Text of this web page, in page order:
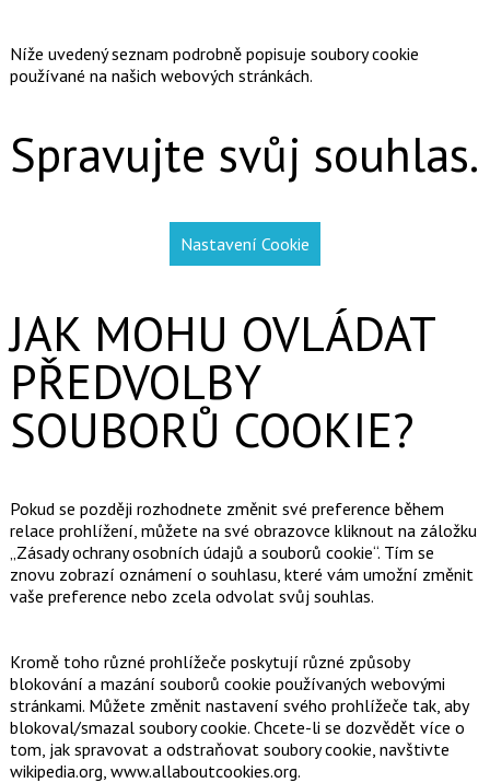
Níže uvedený seznam podrobně popisuje soubory cookie
používané na našich webových stránkách.
Spravujte svůj souhlas.
Nastavení Cookie
JAK MOHU OVLÁDAT
PŘEDVOLBY
SOUBORŮ COOKIE?
Pokud se později rozhodnete změnit své preference během
relace prohlížení, můžete na své obrazovce kliknout na záložku
„Zásady ochrany osobních údajů a souborů cookie“. Tím se
znovu zobrazí oznámení o souhlasu, které vám umožní změnit
vaše preference nebo zcela odvolat svůj souhlas.
Kromě toho různé prohlížeče poskytují různé způsoby
blokování a mazání souborů cookie používaných webovými
stránkami. Můžete změnit nastavení svého prohlížeče tak, aby
blokoval/smazal soubory cookie. Chcete-li se dozvědět více o
tom, jak spravovat a odstraňovat soubory cookie, navštivte
wikipedia.org, www.allaboutcookies.org.